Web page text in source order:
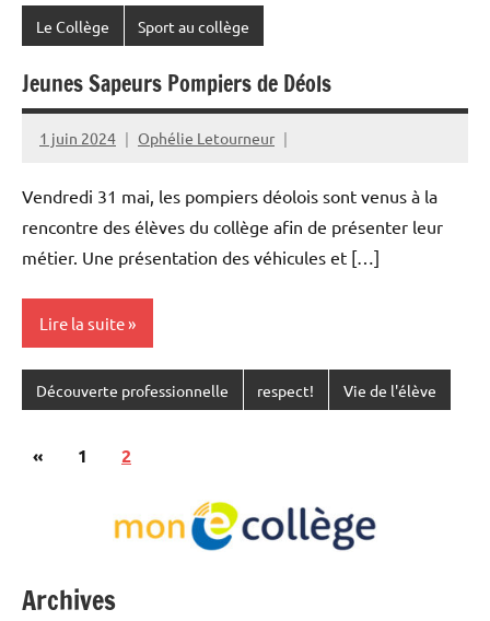
Le Collège Sport au collège
Jeunes Sapeurs Pompiers de Déols
1 juin 2024 Ophélie Letourneur
Vendredi 31 mai, les pompiers déolois sont venus à la
rencontre des élèves du collège afin de présenter leur
métier. Une présentation des véhicules et […]
Lire la suite
Découverte professionnelle respect! Vie de l'élève
Pagination
publications
«Publications
1 2
Archives